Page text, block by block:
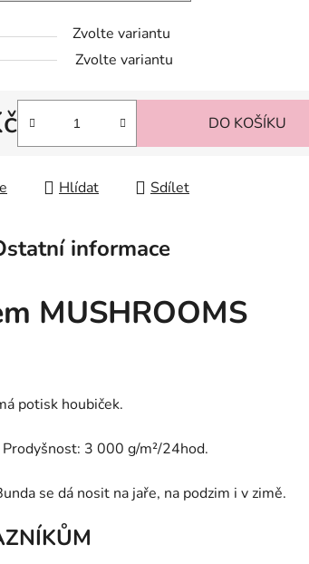
Zvolte variantu
Zvolte variantu
DO KOŠÍKU
Hlídat Sdílet
informace
MUSHROOMS
potisk houbiček.
3 000 g/m²/24hod.
se dá nosit na jaře, na podzim i v zimě.